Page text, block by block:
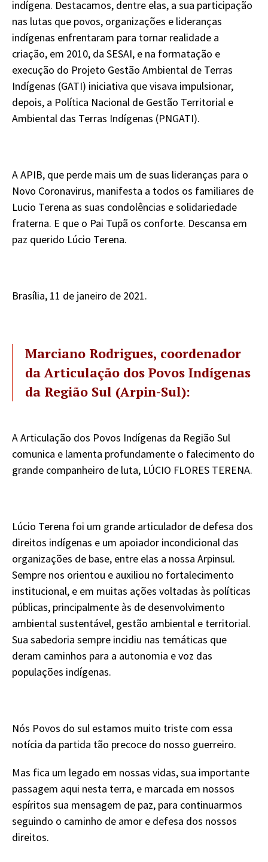
indígena. Destacamos, dentre elas, a sua participação
nas lutas que povos, organizações e lideranças
indígenas enfrentaram para tornar realidade a
criação, em 2010, da SESAI, e na formatação e
execução do Projeto Gestão Ambiental de Terras
Indígenas (GATI) iniciativa que visava impulsionar,
depois, a Política Nacional de Gestão Territorial e
Ambiental das Terras Indígenas (PNGATI).
A APIB, que perde mais um de suas lideranças para o
Novo Coronavirus, manifesta a todos os familiares de
Lucio Terena as suas condolências e solidariedade
fraterna. E que o Pai Tupã os conforte. Descansa em
paz querido Lúcio Terena.
Brasília, 11 de janeiro de 2021.
Marciano Rodrigues, coordenador
da Articulação dos Povos Indígenas
da Região Sul (Arpin-Sul):
A Articulação dos Povos Indígenas da Região Sul
comunica e lamenta profundamente o falecimento do
grande companheiro de luta, LÚCIO FLORES TERENA.
Lúcio Terena foi um grande articulador de defesa dos
direitos indígenas e um apoiador incondicional das
organizações de base, entre elas a nossa Arpinsul.
Sempre nos orientou e auxiliou no fortalecimento
institucional, e em muitas ações voltadas às políticas
públicas, principalmente às de desenvolvimento
ambiental sustentável, gestão ambiental e territorial.
Sua sabedoria sempre incidiu nas temáticas que
deram caminhos para a autonomia e voz das
populações indígenas.
Nós Povos do sul estamos muito triste com essa
notícia da partida tão precoce do nosso guerreiro.
Mas fica um legado em nossas vidas, sua importante
passagem aqui nesta terra, e marcada em nossos
espíritos sua mensagem de paz, para continuarmos
seguindo o caminho de amor e defesa dos nossos
direitos.